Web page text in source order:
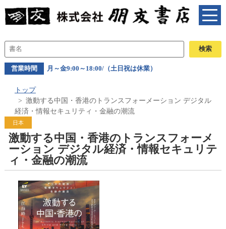
営業時間 月～金9:00～18:00/（土日祝は休業）
トップ
激動する中国・香港のトランスフォーメーション デジタル
経済・情報セキュリティ・金融の潮流
日本
激動する中国・香港のトランスフォーメ
ーション デジタル経済・情報セキュリテ
ィ・金融の潮流